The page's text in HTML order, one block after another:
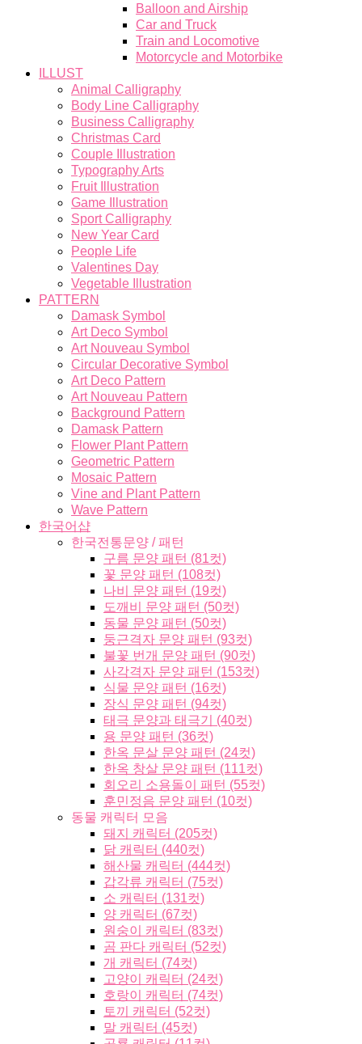
Balloon and Airship
Car and Truck
Train and Locomotive
Motorcycle and Motorbike
ILLUST
Animal Calligraphy
Body Line Calligraphy
Business Calligraphy
Christmas Card
Couple Illustration
Typography Arts
Fruit Illustration
Game Illustration
Sport Calligraphy
New Year Card
People Life
Valentines Day
Vegetable Illustration
PATTERN
Damask Symbol
Art Deco Symbol
Art Nouveau Symbol
Circular Decorative Symbol
Art Deco Pattern
Art Nouveau Pattern
Background Pattern
Damask Pattern
Flower Plant Pattern
Geometric Pattern
Mosaic Pattern
Vine and Plant Pattern
Wave Pattern
한국어샵
한국전통문양 / 패턴
구름 문양 패턴 (81컷)
꽃 문양 패턴 (108컷)
나비 문양 패턴 (19컷)
도깨비 문양 패턴 (50컷)
동물 문양 패턴 (50컷)
둥근격자 문양 패턴 (93컷)
불꽃 번개 문양 패턴 (90컷)
사각격자 문양 패턴 (153컷)
식물 문양 패턴 (16컷)
장식 문양 패턴 (94컷)
태극 문양과 태극기 (40컷)
용 문양 패턴 (36컷)
한옥 문살 문양 패턴 (24컷)
한옥 창살 문양 패턴 (111컷)
회오리 소용돌이 패턴 (55컷)
훈민정음 문양 패턴 (10컷)
동물 캐릭터 모음
돼지 캐릭터 (205컷)
닭 캐릭터 (440컷)
해산물 캐릭터 (444컷)
갑각류 캐릭터 (75컷)
소 캐릭터 (131컷)
양 캐릭터 (67컷)
원숭이 캐릭터 (83컷)
곰 판다 캐릭터 (52컷)
개 캐릭터 (74컷)
고양이 캐릭터 (24컷)
호랑이 캐릭터 (74컷)
토끼 캐릭터 (52컷)
말 캐릭터 (45컷)